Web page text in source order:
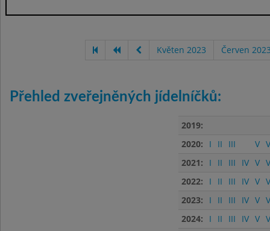
Květen 2023 Červen
Přehled zveřejněných jídelníčků:
2019:
2020:
I II III V
2021:
I II III IV V
2022:
I II III IV V
2023:
I II III IV V
2024:
I II III IV V